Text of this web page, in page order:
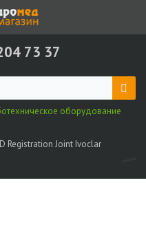
73 37
оборудование
Registration Joint Ivoclar